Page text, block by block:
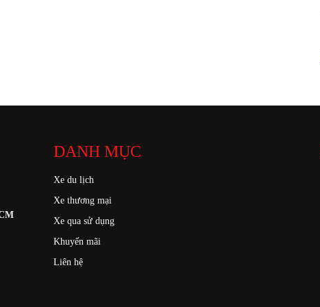
DANH MỤC
Xe du lịch
Xe thương mại
Xe qua sử dụng
Khuyến mãi
Liên hệ